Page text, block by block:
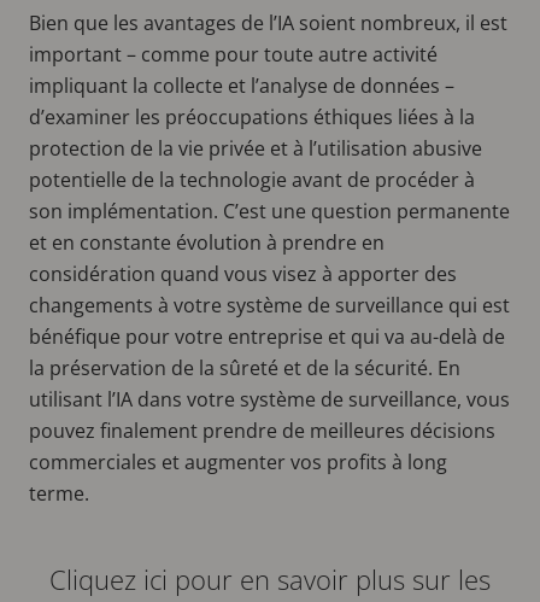
Bien que les avantages de l’IA soient nombreux, il est
important – comme pour toute autre activité
impliquant la collecte et l’analyse de données –
d’examiner les préoccupations éthiques liées à la
protection de la vie privée et à l’utilisation abusive
potentielle de la technologie avant de procéder à
son implémentation. C’est une question permanente
et en constante évolution à prendre en
considération quand vous visez à apporter des
changements à votre système de surveillance qui est
bénéfique pour votre entreprise et qui va au-delà de
la préservation de la sûreté et de la sécurité. En
utilisant l’IA dans votre système de surveillance, vous
pouvez finalement prendre de meilleures décisions
commerciales et augmenter vos profits à long
terme.
Cliquez ici pour en savoir plus sur les